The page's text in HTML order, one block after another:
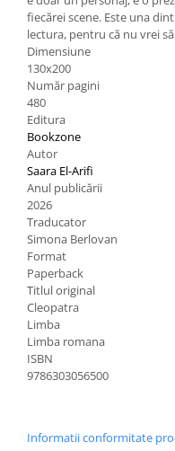
fiecărei scene. Este una
lectura, pentru că nu vrei
Dimensiune
130x200
Număr pagini
480
Editura
Bookzone
Autor
Saara El-Arifi
Anul publicării
2026
Traducator
Simona Berlovan
Format
Paperback
Titlul original
Cleopatra
Limba
Limba romana
ISBN
9786303056500
Informatii conformitate